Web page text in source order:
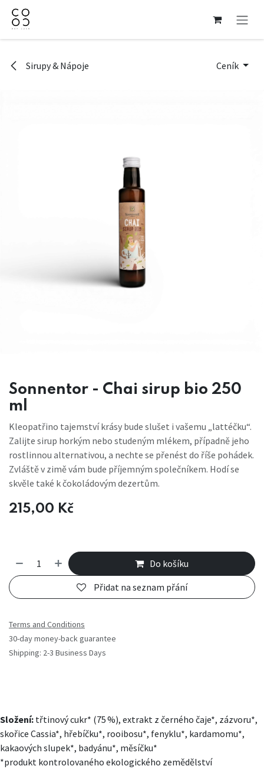
Přejít na obsah
Sirupy & Nápoje Ceník
Sonnentor - Chai sirup bio 250
ml
Kleopatřino tajemství krásy bude slušet i vašemu „lattéčku“.
Zalijte sirup horkým nebo studeným mlékem, případně jeho
rostlinnou alternativou, a nechte se přenést do říše pohádek.
Zvláště v zimě vám bude příjemným společníkem. Hodí se
skvěle také k čokoládovým dezertům.
215,00 Kč
Do košíku
Přidat na seznam přání
Terms and Conditions
30-day money-back guarantee
Shipping: 2-3 Business Days
Složení: třtinový cukr* (75 %), extrakt z černého čaje*, zázvoru*,
skořice Cassia*, hřebíčku*, rooibosu*, fenyklu*, kardamomu*,
kakaových slupek*, badyánu*, měsíčku*
*produkt kontrolovaného ekologického zemědělství